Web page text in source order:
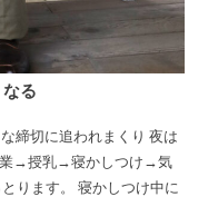
る
締切に追われまくり 夜は
→授乳→寝かしつけ→気
ります。 寝かしつけ中に